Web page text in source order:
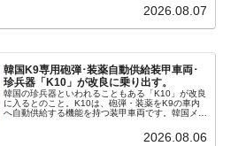
バンクにして不良債権の買い取りを行い、分割償還
2026.08.07
韓国K9専用砲弾･装薬自動供給装甲車両･
珍兵器「K10」が改良に乗り出す。
韓国の珍兵器といわれることもある「K10」が改良
に入るとのこと。K10は、砲弾・装薬をK9の車内
へ自動供給する機能を持つ装甲車両です。韓国メデ
から以下に一部を引きます。2005年に初めて...
2026.08.06